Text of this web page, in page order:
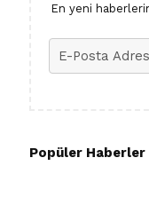
En yeni
Popüler Haberler